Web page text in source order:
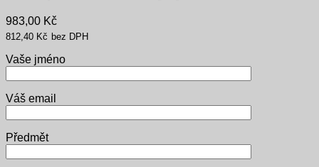
983,00 Kč
812,40 Kč bez DPH
Vaše jméno
Váš email
Předmět